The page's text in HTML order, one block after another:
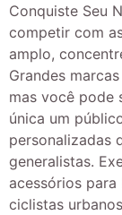
Conquiste Seu
competir com
amplo,
Grandes
mas você pode
única um
personalizadas
generalistas.
acessórios
ciclistas